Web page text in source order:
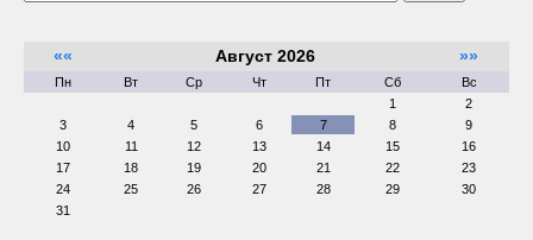
«« Август 2026 »»
Пн Вт Ср Чт Пт Сб
Вс
1
2
3
4 5 6 7 8
9
10
11 12 13 14 15
16
17
18 19 20 21 22
23
24
25 26 27 28 29
30
31